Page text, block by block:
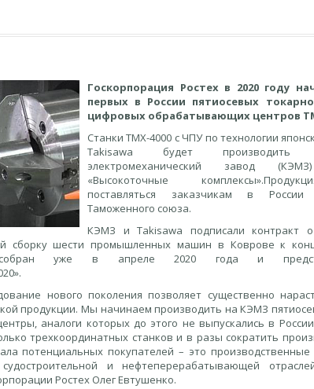
Госкорпорация Ростех в 2020 году
первых в России пятиосевых
цифровых обрабатывающих центров
Станки ТМХ-4000 с ЧПУ по технологии
Takisawa будет производить
электромеханический завод
«Высокоточные
поставляться заказчикам в
Таможенного союза.
КЭМЗ и Takisawa подписали контракт
сборку шести промышленных машин в Коврове к
уже в апреле 2020 года и
нового поколения позволяет существенно
продукции. Мы начинаем производить на КЭМЗ
аналоги которых до этого не выпускались в
трехкоординатных станков и в разы сократить
потенциальных покупателей – это производственные
и нефтеперерабатывающей
Ростех Олег Евтушенко.